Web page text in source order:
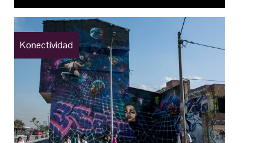
Konectividad